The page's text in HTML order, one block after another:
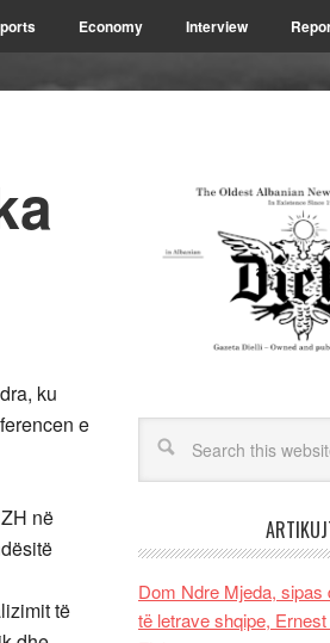
Economy Interview
ku
e
në
të
Dom Ndre Mjeda,
të letrave shqipe,